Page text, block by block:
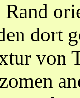
Rand
dort
von